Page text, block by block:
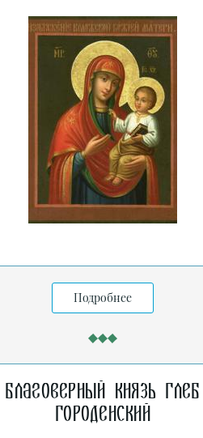
Подробнее
Благоверный князь Глеб
Городенский